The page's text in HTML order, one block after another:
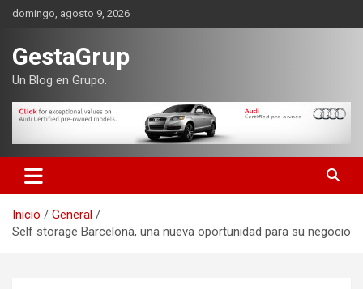
Saltardomingo, agosto 9, 2026
GestaGrup
Un Blog en Grupo.
Inicio
General
Self storage Barcelona, una nueva oportunidad para su negocio